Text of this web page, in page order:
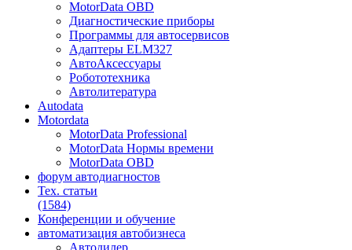
MotorData OBD
Диагностические приборы
Программы для автосервисов
Адаптеры ELM327
АвтоАксессуары
Робототехника
Автолитература
Autodata
Motordata
MotorData Professional
MotorData Нормы времени
MotorData OBD
форум автодиагностов
Тех. статьи
(1584)
Конференции и обучение
автоматизация автобизнеса